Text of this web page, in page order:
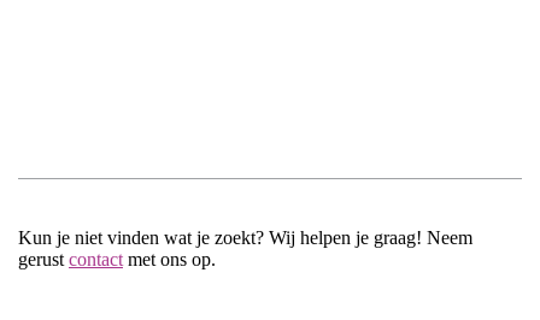
Kun je niet vinden wat je zoekt? Wij helpen je graag! Neem
gerust contact met ons op.